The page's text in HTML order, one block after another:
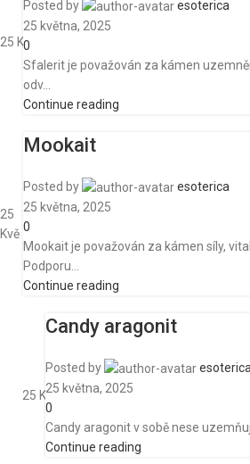
25 Kvě
Posted by
esoterica
25 května, 2025
0
Sfalerit je považován za kámen
odv...
Continue reading
25
Kvě
Mookait
Posted by
esoterica
25 května, 2025
0
Mookait je považován za kámen síly,
Podporu...
Continue reading
25 Kvě
Candy aragonit
Posted by
esoterica
25 května, 2025
0
Candy aragonit v sobě nese
Continue reading